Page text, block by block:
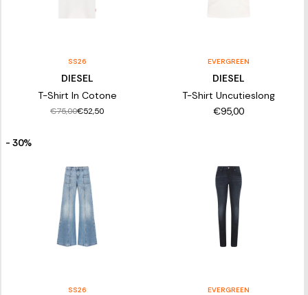
SS26
DIESEL
T-Shirt In Cotone
€75,00€52,50
EVERGREEN
DIESEL
T-Shirt Uncutieslong
€95,00
- 30%
SS26 EVERGREEN